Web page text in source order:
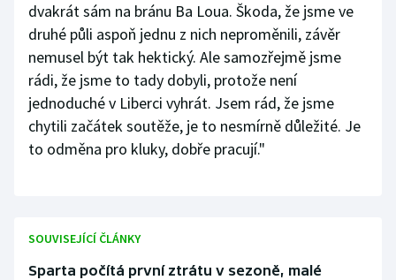
dvakrát sám na bránu Ba Loua. Škoda, že jsme ve
druhé půli aspoň jednu z nich neproměnili, závěr
nemusel být tak hektický. Ale samozřejmě jsme
rádi, že jsme to tady dobyli, protože není
jednoduché v Liberci vyhrát. Jsem rád, že jsme
chytili začátek soutěže, je to nesmírně důležité. Je
to odměna pro kluky, dobře pracují."
SOUVISEJÍCÍ ČLÁNKY
Sparta počítá první ztrátu v sezoně, malé